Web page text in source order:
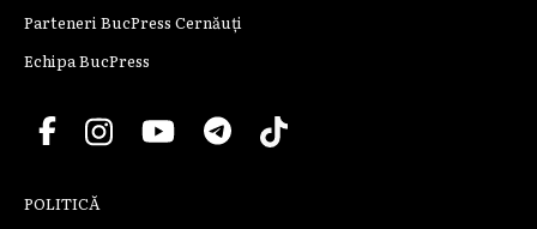
Parteneri BucPress Cernăuți
Echipa BucPress
POLITICĂ